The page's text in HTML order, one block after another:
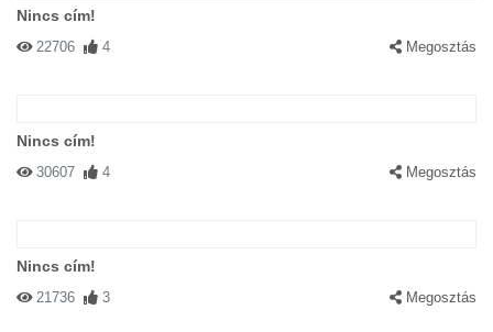
Nincs cím!
22706 4 Megosztás
Nincs cím!
30607 4 Megosztás
Nincs cím!
21736 3 Megosztás